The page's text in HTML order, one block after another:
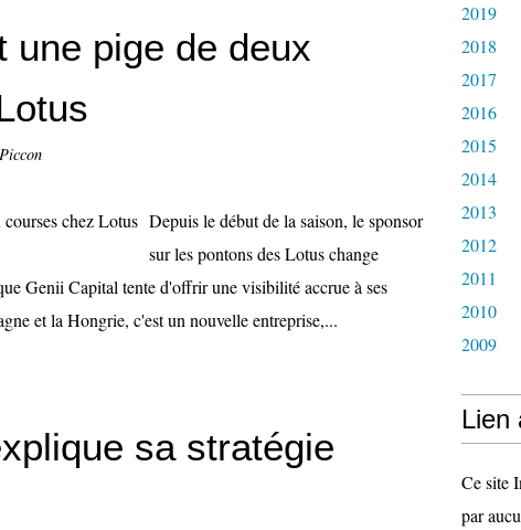
une pige de deux
Depuis le début de la saison, le sponsor
sur les pontons des Lotus change
Genii Capital tente d'offrir une visibilité accrue à ses
et la Hongrie, c'est un nouvelle entreprise,...
sa stratégie
2019
2018
2017
2016
2015
2014
2013
2012
2011
2010
2009
Lien
Ce site
par